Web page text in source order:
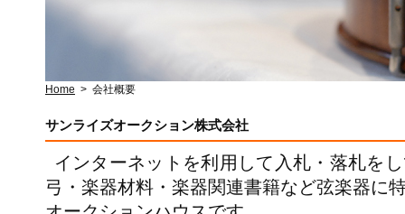
Home > 会社概要
サンライズオークション株式会社
インターネットを利用して入札・落札を
弓・楽器材料・楽器関連書籍など弦楽器に